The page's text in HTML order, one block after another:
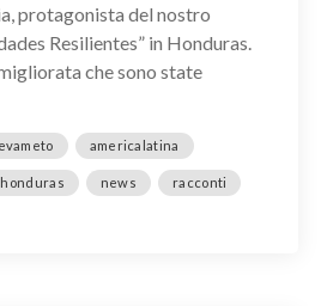
protagonista del nostro
Resilientes” in Honduras.
che sono state
americalatina
honduras news racconti